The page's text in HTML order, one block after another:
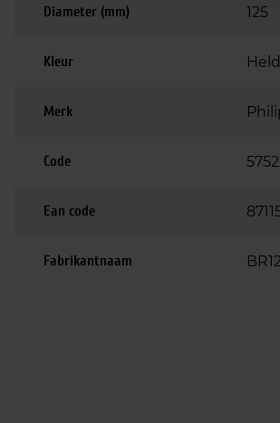
Diameter (mm) 125
Kleur
Merk
Code
Ean code
Fabrikantnaam